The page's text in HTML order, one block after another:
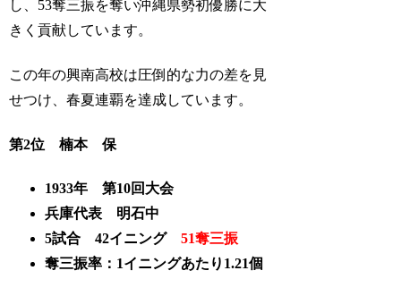
し、53奪三振を奪い沖縄県勢初優勝に大
きく貢献しています。
この年の興南高校は圧倒的な力の差を見
せつけ、春夏連覇を達成しています。
第2位 楠本 保
1933年 第10回大会
兵庫代表 明石中
5試合 42イニング51奪三振
奪三振率：1イニングあたり1.21個